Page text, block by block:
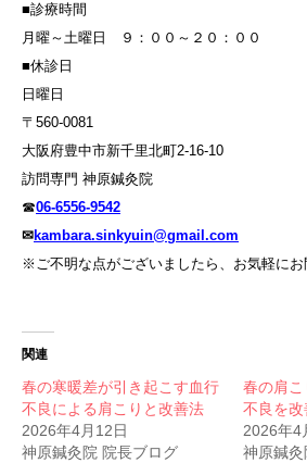
■診療時間
月曜～土曜日 ９：００～２０：００
■休診日
日曜日
〒560-0081
大阪府豊中市新千里北町2-16-10
訪問専門 神原鍼灸院
☎06-6556-9542
✉kambara.sinkyuin@gmail.com
※ご不明な点がございましたら、お気軽にお
関連
春の寒暖差が引き起こす血行
不良による肩こりと改善法
2026年4月12日
神原鍼灸院 院長ブログ
春の肩
不良を
2026年4
神原鍼